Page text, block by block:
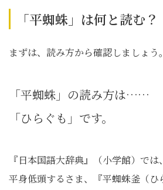
「平蜘蛛」は何と読む？
まずは、読み方から確認しましょう。
「平蜘蛛」の読み方は……
「ひらぐも」です。
『日本国語大辞典』（小学館）では
平身低頭するさま、『平蜘蛛釜（ひ